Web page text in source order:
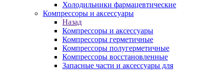
Холодильники фармацевтические
Компрессоры и аксессуары
Назад
Компрессоры и аксессуары
Компрессоры герметичные
Компрессоры полугерметичные
Компрессоры восстановленные
Запасные части и аксессуары для